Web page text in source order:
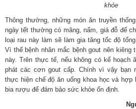
khỏe
Thông thường, những món ăn truyền
ngày tết thường có măng, nấm, giá đỗ để
loại rau này làm sẽ làm gia tăng tốc độ
Vì thế bệnh nhân mắc bệnh gout nên
này. Trên thực tế, nếu không có kế hoạch
phát các cơn gout cấp. Chính vì vậy bạn
thực hiện chế độ ăn uống khoa học và hợp
bia rượu để đảm bảo sức khỏe ổn định.